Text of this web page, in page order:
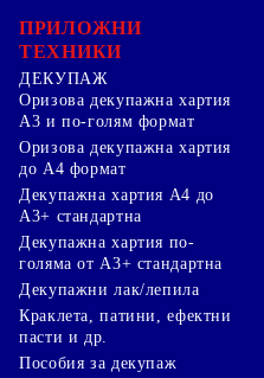
ПРИЛОЖНИ
ТЕХНИКИ
ДЕКУПАЖ
Оризова декупажна хартия
А3 и по-голям формат
Оризова декупажна хартия
до А4 формат
Декупажна хартия А4 до
А3+ стандартна
Декупажна хартия по-
голяма от А3+ стандартна
Декупажни лак/лепила
Краклета, патини, ефектни
пасти и др.
Пособия за декупаж